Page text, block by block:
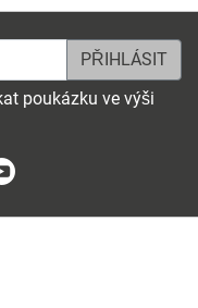
poukázku ve výši